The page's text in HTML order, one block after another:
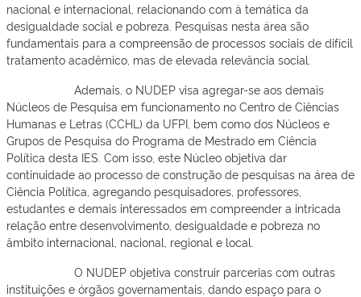
nacional e internacional, relacionando com à temática da
desigualdade social e pobreza. Pesquisas nesta área são
fundamentais para a compreensão de processos sociais de difícil
tratamento acadêmico, mas de elevada relevância social.
Ademais, o NUDEP visa agregar-se aos demais
Núcleos de Pesquisa em funcionamento no Centro de Ciências
Humanas e Letras (CCHL) da UFPI, bem como dos Núcleos e
Grupos de Pesquisa do Programa de Mestrado em Ciência
Política desta IES. Com isso, este Núcleo objetiva dar
continuidade ao processo de construção de pesquisas na área de
Ciência Política, agregando pesquisadores, professores,
estudantes e demais interessados em compreender a intricada
relação entre desenvolvimento, desigualdade e pobreza no
âmbito internacional, nacional, regional e local.
O NUDEP objetiva construir parcerias com outras
instituições e órgãos governamentais, dando espaço para o